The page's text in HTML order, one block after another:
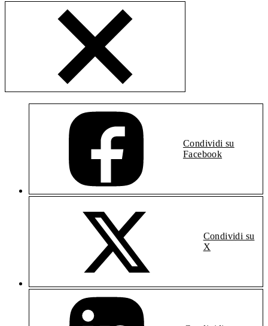
Condividi su
Facebook
Condividi su
X